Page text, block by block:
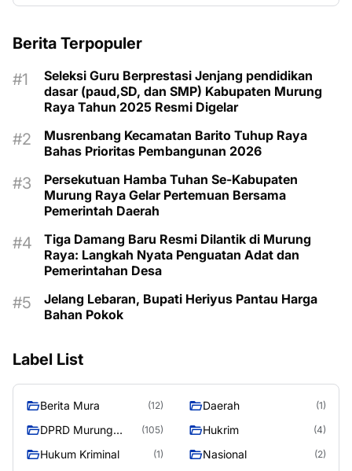
Berita Terpopuler
Seleksi Guru Berprestasi Jenjang pendidikan
dasar (paud,SD, dan SMP) Kabupaten Murung
Raya Tahun 2025 Resmi Digelar
Musrenbang Kecamatan Barito Tuhup Raya
Bahas Prioritas Pembangunan 2026
Persekutuan Hamba Tuhan Se-Kabupaten
Murung Raya Gelar Pertemuan Bersama
Pemerintah Daerah
Tiga Damang Baru Resmi Dilantik di Murung
Raya: Langkah Nyata Penguatan Adat dan
Pemerintahan Desa
Jelang Lebaran, Bupati Heriyus Pantau Harga
Bahan Pokok
Label List
Berita Mura (12) Daerah (1)
DPRD Murung
Raya
(105) Hukrim (4)
Hukum Kriminal (1) Nasional (2)